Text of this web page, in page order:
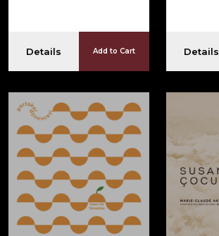
Details Add to Cart Details